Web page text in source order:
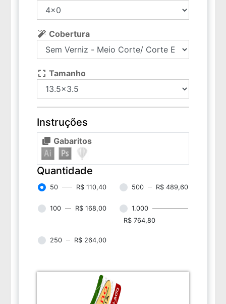
Cobertura
Tamanho
Instruções
Gabaritos
Quantidade
50 R$ 110,40 500 R$ 489,60
100 R$ 168,00
1.000
R$ 764,80
250 R$ 264,00